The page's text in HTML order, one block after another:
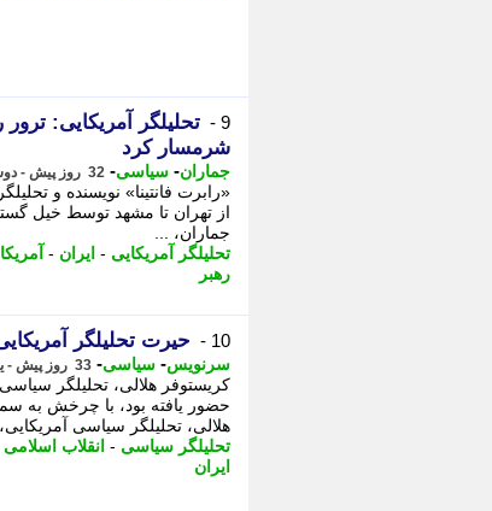
9 -
تحلیلگر آمریکایی:
شرمسار کرد
جماران- سیاسی- 32 روز پیش - دوشنبه 15 تیر 1405، 15:25
«رابرت فانتینا» نویسنده و
از تهران تا مشهد توسط خیل
جماران، ...
تحلیلگر آمریکایی - ایران - آمریکا
رهبر
10 - حیرت تحلیلگر
سرنویس- سیاسی- 33 روز پیش - یکشنبه 14 تیر 1405، 22:08
کریستوفر هلالی، تحلیلگر
حضور یافته بود، با چرخش به
هلالی، تحلیلگر سیاسی آمریکایی،
تحلیلگر سیاسی - انقلاب اسلامی
ایران